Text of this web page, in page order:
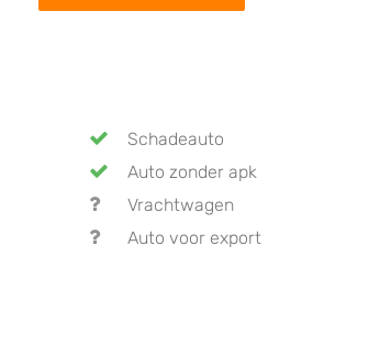
Schadeauto
Auto zonder apk
Vrachtwagen
Auto voor export